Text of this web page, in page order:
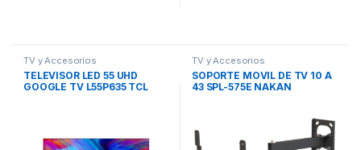
TV y Accesorios
TELEVISOR LED 55 UHD
GOOGLE TV L55P635 TCL
TV y Accesorios
SOPORTE MOVIL DE TV 10 A
43 SPL-575E NAKAN